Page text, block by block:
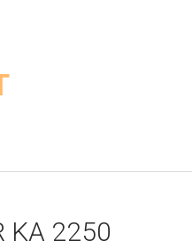
KA 2250